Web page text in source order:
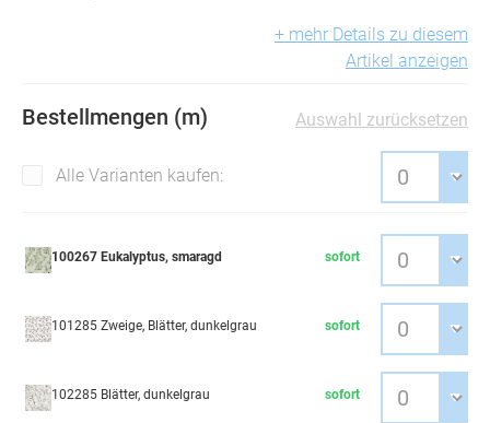
+ mehr Details zu diesem
Artikel anzeigen
Bestellmengen (m) Auswahl zurücksetzen
Alle Varianten kaufen:
100267 Eukalyptus, smaragd sofort
101285 Zweige, Blätter, dunkelgrau sofort
102285 Blätter, dunkelgrau sofort